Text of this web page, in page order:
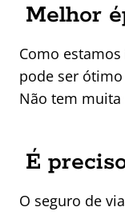
Melhor
Como
pode ser
Não tem
É
O seguro de